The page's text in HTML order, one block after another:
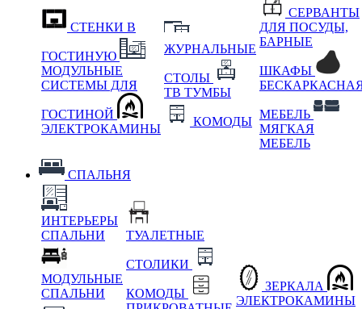
СТЕНКИ В
ГОСТИНУЮ
МОДУЛЬНЫЕ
СИСТЕМЫ ДЛЯ
ГОСТИНОЙ
ЭЛЕКТРОКАМИНЫ
ЖУРНАЛЬНЫЕ
СТОЛЫ
ТВ ТУМБЫ
КОМОДЫ
СЕРВАНТЫ
ДЛЯ ПОСУДЫ,
БАРНЫЕ
ШКАФЫ
МЕБЕЛЬ
МЯГКАЯ
МЕБЕЛЬ
СПАЛЬНЯ
ИНТЕРЬЕРЫ
СПАЛЬНИ
МОДУЛЬНЫЕ
СПАЛЬНИ
ТУАЛЕТНЫЕ
СТОЛИКИ
КОМОДЫ
ЗЕРКАЛА
ЭЛЕКТРОКАМИНЫ